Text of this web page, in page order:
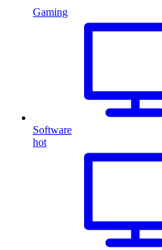
Gaming
Software
hot